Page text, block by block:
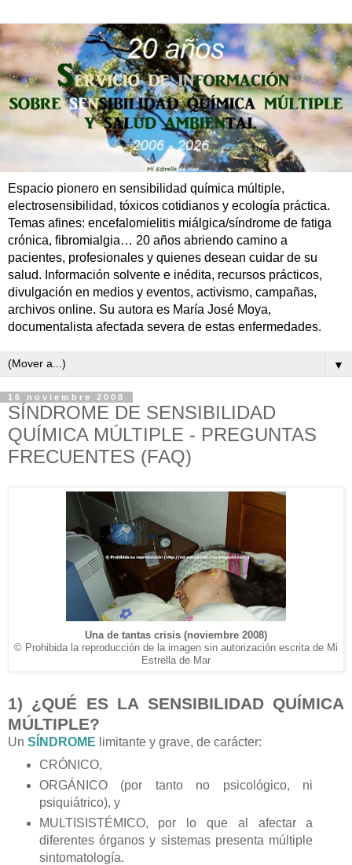
Espacio pionero en sensibilidad química múltiple,
electrosensibilidad, tóxicos cotidianos y ecología práctica.
Temas afines: encefalomielitis miálgica/síndrome de fatiga
crónica, fibromialgia… 20 años abriendo camino a
pacientes, profesionales y quienes desean cuidar de su
salud. Información solvente e inédita, recursos prácticos,
divulgación en medios y eventos, activismo, campañas,
archivos online. Su autora es María José Moya,
documentalista afectada severa de estas enfermedades.
▼
16 noviembre 2008
SÍNDROME DE SENSIBILIDAD
QUÍMICA MÚLTIPLE - PREGUNTAS
FRECUENTES (FAQ)
Una de tantas crisis (noviembre 2008)
© Prohibida la reproducción de la imagen sin autorización escrita de Mi
Estrella de Mar
1) ¿QUÉ ES LA SENSIBILIDAD QUÍMICA
MÚLTIPLE?
Un SÍNDROME limitante y grave, de carácter:
CRÓNICO,
ORGÁNICO (por tanto no psicológico, ni
psiquiátrico), y
MULTISISTÉMICO, por lo que al afectar a
diferentes órganos y sistemas presenta múltiple
sintomatología.